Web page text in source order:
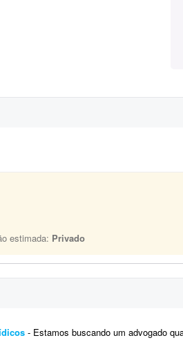
estimada: Privado
- Estamos buscando um advogado qualificado para ser responsável pela